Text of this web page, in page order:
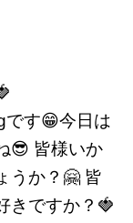
です😁今日は
😎 皆様いか
うか？🤗 皆
きですか？🍓